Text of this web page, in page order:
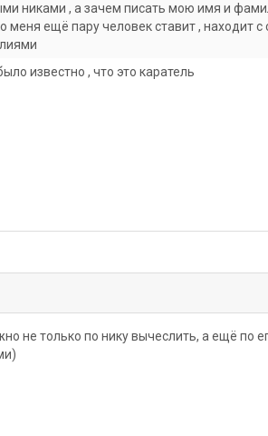
никами , а зачем писать мою имя и
меня ещё пару человек ставит , находит
известно , что это каратель
не только по нику вычеслить, а ещё по